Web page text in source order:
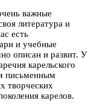
важные
литература и
есть
и учебные
описан и развит. У
карельского
письменным
творческих
карелов.